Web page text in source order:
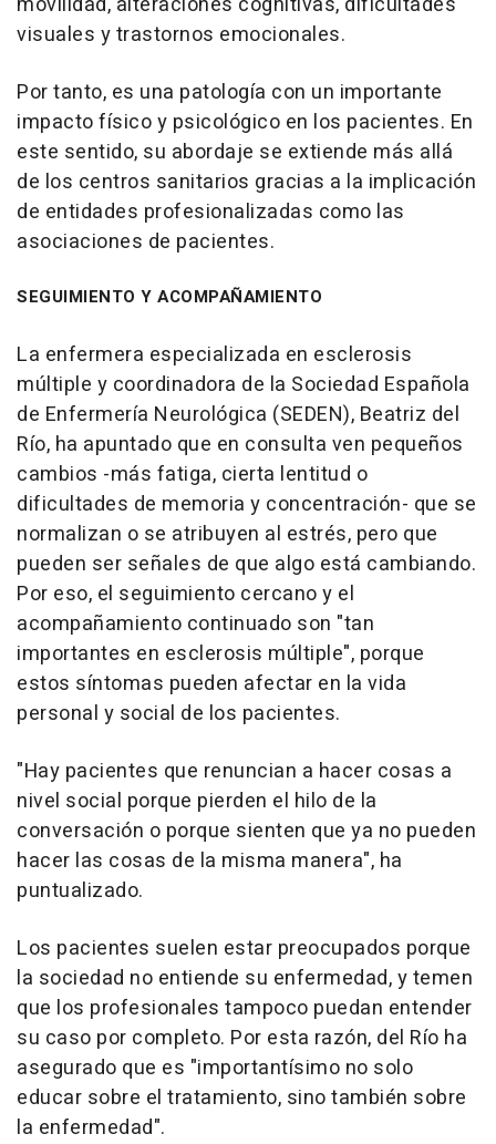
visuales y trastornos emocionales.
Por tanto, es una patología con un importante
impacto físico y psicológico en los pacientes. En
este sentido, su abordaje se extiende más allá
de los centros sanitarios gracias a la implicación
de entidades profesionalizadas como las
asociaciones de pacientes.
SEGUIMIENTO Y ACOMPAÑAMIENTO
La enfermera especializada en esclerosis
múltiple y coordinadora de la Sociedad Española
de Enfermería Neurológica (SEDEN), Beatriz del
Río, ha apuntado que en consulta ven pequeños
cambios -más fatiga, cierta lentitud o
dificultades de memoria y concentración- que se
normalizan o se atribuyen al estrés, pero que
pueden ser señales de que algo está cambiando.
Por eso, el seguimiento cercano y el
acompañamiento continuado son "tan
importantes en esclerosis múltiple", porque
estos síntomas pueden afectar en la vida
personal y social de los pacientes.
"Hay pacientes que renuncian a hacer cosas a
nivel social porque pierden el hilo de la
conversación o porque sienten que ya no pueden
hacer las cosas de la misma manera", ha
puntualizado.
Los pacientes suelen estar preocupados porque
la sociedad no entiende su enfermedad, y temen
que los profesionales tampoco puedan entender
su caso por completo. Por esta razón, del Río ha
asegurado que es "importantísimo no solo
educar sobre el tratamiento, sino también sobre
la enfermedad".